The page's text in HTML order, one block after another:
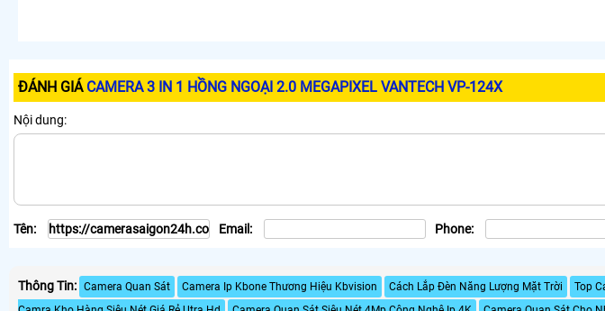
ĐÁNH GIÁ CAMERA 3 IN 1 HỒNG NGOẠI 2.0 MEGAPIXEL VANTECH VP-124X
Nội dung:
Tên: Email: Phone:
Thông Tin: Camera Quan Sát Camera Ip Kbone Thương Hiệu Kbvision Cách Lắp Đèn Năng Lượng Mặt Trời Top